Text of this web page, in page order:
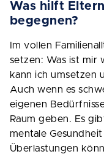
Was hilft
begegnen?
Im vollen
setzen: Was ist mir
kann ich umsetzen
Auch wenn es
eigenen
Raum geben. Es
mentale
Überlastungen